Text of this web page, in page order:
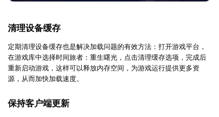
清理设备缓存
定期清理设备缓存也是解决加载问题的有效方法：打开游戏平台，
在游戏库中选择时间旅者：重生曙光，点击清理缓存选项，完成后
重新启动游戏，这样可以释放内存空间，为游戏运行提供更多资
源，从而加快加载速度。
保持客户端更新